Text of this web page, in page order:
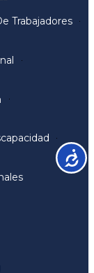
Trabajadores